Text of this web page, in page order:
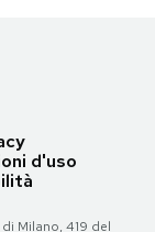
d'uso
Milano, 419 del